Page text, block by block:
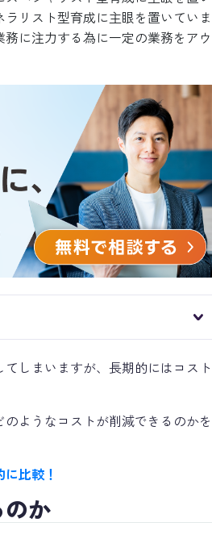
リスト型育成に主眼を置いていま
に注力する為に一定の業務をアウ
しまいますが、長期的にはコスト
ようなコストが削減できるのかを
比較！
か